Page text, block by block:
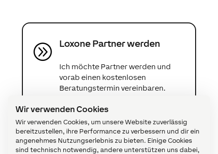
Wir verwenden Cookies
Wir verwenden Cookies, um unsere Website zuverlässig
bereitzustellen, ihre Performance zu verbessern und dir ein
angenehmes Nutzungserlebnis zu bieten. Einige Cookies
sind technisch notwendig, andere unterstützen uns dabei,
A Loxone Partner werden
Ich möchte Partner werden und
vorab einen kostenlosen
Beratungstermin vereinbaren.